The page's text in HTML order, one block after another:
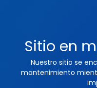
Sitio en
Nuestro sitio se
mantenimiento